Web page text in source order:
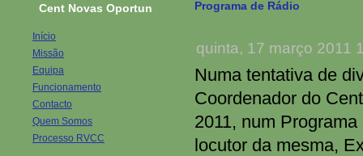
Programa de Rádio
quinta, 17 março 2011
Numa tentativa de
Coordenador do
2011, num
locutor da mesma,
Cent Novas Oportun
Início
Missão
Equipa
Funcionamento
Contacto
Quem Somos
Processo RVCC